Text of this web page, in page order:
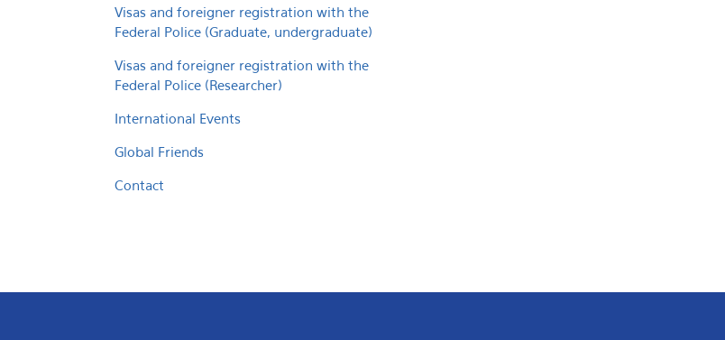
Visas and foreigner registration with the
Federal Police (Graduate, undergraduate)
Visas and foreigner registration with the
Federal Police (Researcher)
International Events
Global Friends
Contact